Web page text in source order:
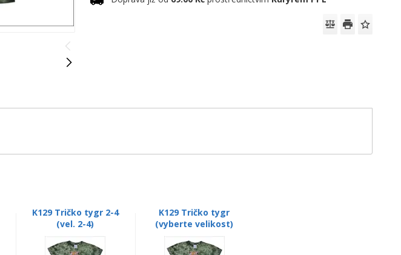
K129 Tričko tygr 2-4
(vel. 2-4)
K129 Tričko tygr
(vyberte velikost)